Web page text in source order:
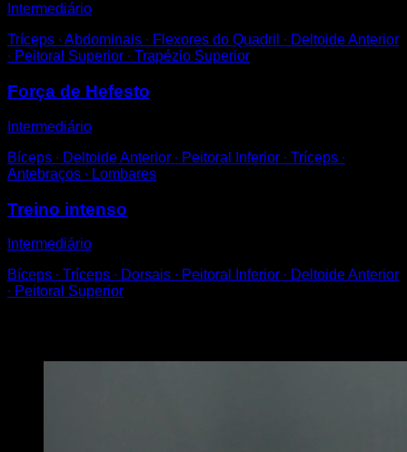
Intermediário
Tríceps ∙ Abdominais ∙ Flexores do Quadril ∙ Deltoide Anterior
∙ Peitoral Superior ∙ Trapézio Superior
Força de Hefesto
Intermediário
Bíceps ∙ Deltoide Anterior ∙ Peitoral Inferior ∙ Tríceps ∙
Antebraços ∙ Lombares
Treino intenso
Intermediário
Bíceps ∙ Tríceps ∙ Dorsais ∙ Peitoral Inferior ∙ Deltoide Anterior
∙ Peitoral Superior